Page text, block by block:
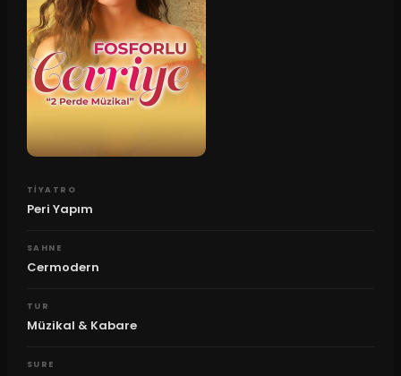
TIYATRO
Peri Yapım
SAHNE
Cermodern
TUR
Müzikal & Kabare
SURE